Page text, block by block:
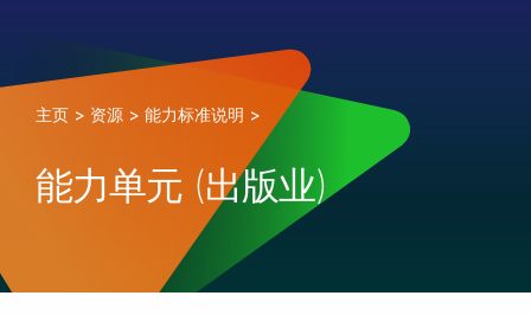
主页 > 资源 > 能力标准说明 >
能力单元 (出版业)